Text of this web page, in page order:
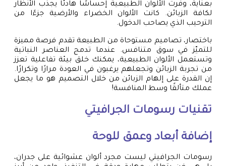
بعناية، وفرت الألوان الطبيعية إحساسًا هادئًا يجذب الأنظار
لكافة الزبائن. كانت الألوان الخضراء والأرضية جزءًا من
الترحيب الذي يصاحب الدخول.
باختصار، تصاميم مستوحاة من الطبيعة تقدم فرصة مميزة
للتميّز في سوق متنافس. عندما تدمج العناصر النباتية
وتستعمل الألوان الطبيعية، يمكنك خلق بيئة تفاعلية تعزز
من تجربة الزبائن وتجعلهم يرغبون في العودة مرارًا وتكرارًا.
إن القدرة على إلهام الزبائن من خلال التصميم هو ما يجعل
عملك متألقًا وسط المنافسة!
تقنيات رسومات الجرافيتي
إضافة أبعاد وعمق للوحة
رسومات الجرافيتي ليست مجرد ألوان عشوائية على جدران،